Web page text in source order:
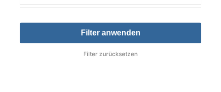
Filter anwenden
Filter zurücksetzen